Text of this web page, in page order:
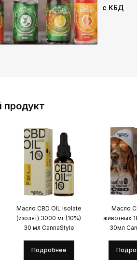
с КБД
продукт
Масло CBD OIL Isolate
(изолят) 3000 мг (10%)
30 мл CannaStyle
Подробнее
Масло
животных
30мл